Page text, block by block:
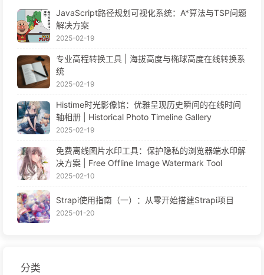
JavaScript路径规划可视化系统：A*算法与TSP问题
解决方案
2025-02-19
专业高程转换工具 | 海拔高度与椭球高度在线转换系
统
2025-02-19
Histime时光影像馆：优雅呈现历史瞬间的在线时间
轴相册 | Historical Photo Timeline Gallery
2025-02-19
免费离线图片水印工具：保护隐私的浏览器端水印解
决方案 | Free Offline Image Watermark Tool
2025-02-10
Strapi使用指南（一）：从零开始搭建Strapi项目
2025-01-20
分类